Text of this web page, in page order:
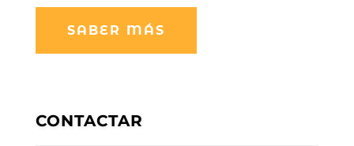
SABER MÁS
CONTACTAR